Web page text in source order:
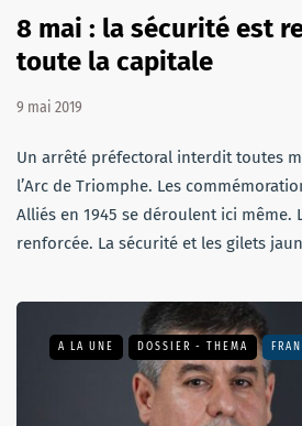
8 mai : la sécurité est
toute la capitale
9 mai 2019
Un arrêté préfectoral interdit toutes
l’Arc de Triomphe. Les
Alliés en 1945 se déroulent ici même.
renforcée. La sécurité et les gilets
A LA UNE DOSSIER - THEMA